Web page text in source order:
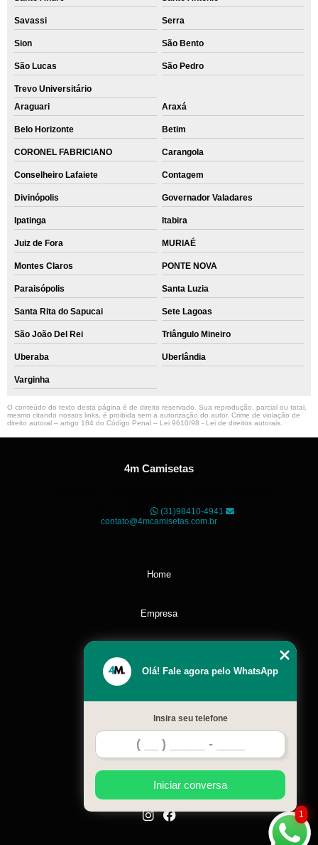
Savassi Serra
Sion São Bento
São Lucas São Pedro
Trevo Universitário
Araguari
Araxá
Belo Horizonte Betim
CORONEL FABRICIANO Carangola
Conselheiro Lafaiete Contagem
Divinópolis Governador Valadares
Ipatinga Itabira
Juiz de Fora MURIAÉ
Montes Claros PONTE NOVA
Paraisópolis Santa Luzia
Santa Rita do Sapucai Sete Lagoas
São João Del Rei Triângulo Mineiro
Uberaba Uberlândia
Varginha
O conteúdo do texto desta página é de direito reservado. Sua reprodução, parcial ou total,
mesmo citando nossos links, é proibida sem a autorização do autor. Crime de violação de
direito autoral – artigo 184 do Código Penal – Lei 9610/98 - Lei de direitos autorais
4m Camisetas
(31)98410-4941
contato@4mcamisetas.com.br
Home
Empresa
Contato
Mapa do site
1
Olá! Fale agora pelo WhatsApp
Insira seu telefone
Iniciar conversa